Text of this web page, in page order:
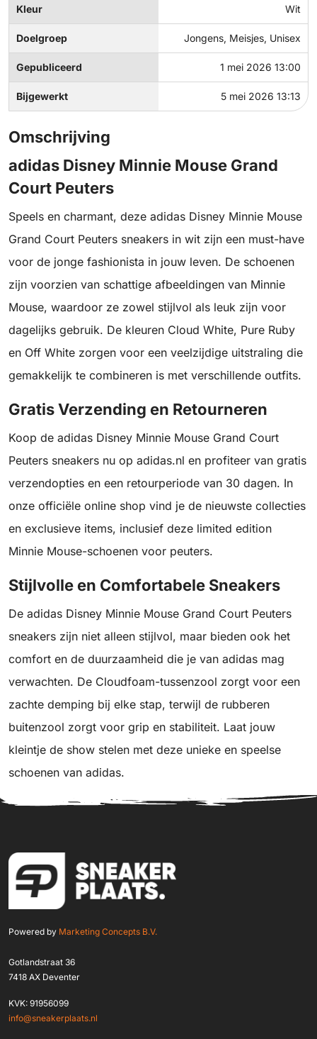
Kleur Wit
Doelgroep Jongens, Meisjes, Unisex
Gepubliceerd 1 mei 2026 13:00
Bijgewerkt 5 mei 2026 13:13
Omschrijving
adidas Disney Minnie Mouse Grand
Court Peuters
Speels en charmant, deze adidas Disney Minnie Mouse
Grand Court Peuters sneakers in wit zijn een must-have
voor de jonge fashionista in jouw leven. De schoenen
zijn voorzien van schattige afbeeldingen van Minnie
Mouse, waardoor ze zowel stijlvol als leuk zijn voor
dagelijks gebruik. De kleuren Cloud White, Pure Ruby
en Off White zorgen voor een veelzijdige uitstraling die
gemakkelijk te combineren is met verschillende outfits.
Gratis Verzending en Retourneren
Koop de adidas Disney Minnie Mouse Grand Court
Peuters sneakers nu op adidas.nl en profiteer van gratis
verzendopties en een retourperiode van 30 dagen. In
onze officiële online shop vind je de nieuwste collecties
en exclusieve items, inclusief deze limited edition
Minnie Mouse-schoenen voor peuters.
Stijlvolle en Comfortabele Sneakers
De adidas Disney Minnie Mouse Grand Court Peuters
sneakers zijn niet alleen stijlvol, maar bieden ook het
comfort en de duurzaamheid die je van adidas mag
verwachten. De Cloudfoam-tussenzool zorgt voor een
zachte demping bij elke stap, terwijl de rubberen
buitenzool zorgt voor grip en stabiliteit. Laat jouw
kleintje de show stelen met deze unieke en speelse
schoenen van adidas.
Powered by Marketing Concepts B.V.
Gotlandstraat 36
7418 AX Deventer
KVK: 91956099
info@sneakerplaats.nl